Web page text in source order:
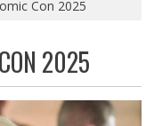
Con 2025
2025